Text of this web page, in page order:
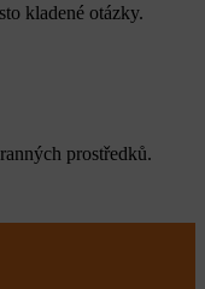
kladené otázky.
prostředků.